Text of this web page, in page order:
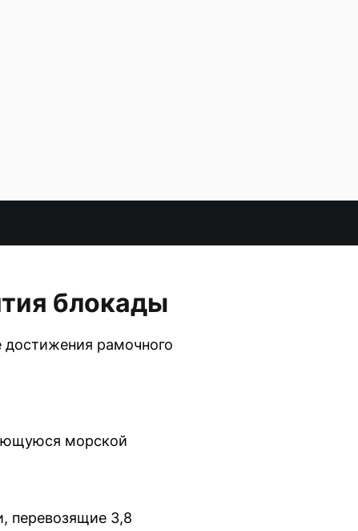
блокады
достижения рамочного
морской
перевозящие 3,8